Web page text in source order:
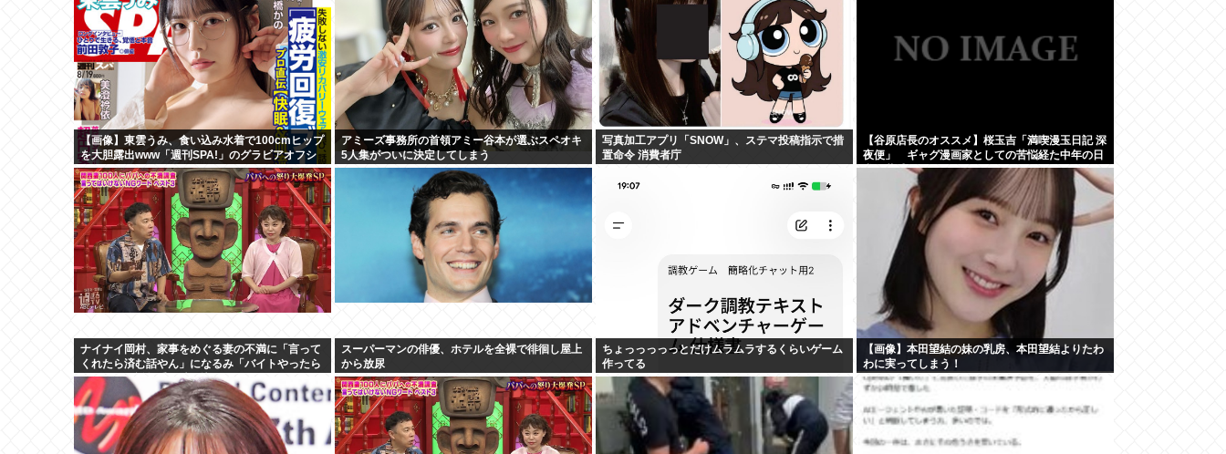
【画像】東雲うみ、食い込み水着で100cmヒップ
を大胆露出www「週刊SPA!」のグラビアオフシ
ョットが万バズ！！！
アミーズ事務所の首領アミー谷本が選ぶスペオキ
5人集がついに決定してしまう
写真加工アプリ「SNOW」、ステマ投稿指示で措
置命令 消費者庁
【谷原店長のオススメ】桜玉吉「満喫漫玉日記 深
夜便」 ギャグ漫画家としての苦悩経た中年の日
常に共感
ナイナイ岡村、家事をめぐる妻の不満に「言って
くれたら済む話やん」になるみ「バイトやったら
クビやで」説教受け黙り込む
スーパーマンの俳優、ホテルを全裸で徘徊し屋上
から放尿
ちょっっっっっとだけムラムラするくらいゲーム
作ってる
【画像】本田望結の妹の乳房、本田望結よりたわ
わに実ってしまう！